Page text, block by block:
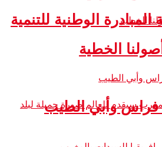
الوطنية للتنمية
الخطية
فراس وأبي الطيب